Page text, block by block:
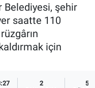
Belediyesi, şehir
saatte 110
için
2 51